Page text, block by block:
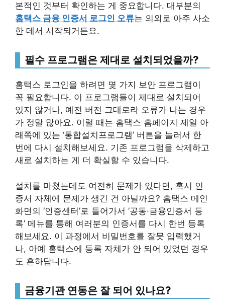
본적인 것부터 확인하는 게 중요합니다. 대부분의
홈택스 금융 인증서 로그인 오류는 의외로 아주 사소
한 데서 시작되거든요.
필수 프로그램은 제대로 설치되었을까?
홈택스 로그인을 하려면 몇 가지 보안 프로그램이
꼭 필요합니다. 이 프로그램들이 제대로 설치되어
있지 않거나, 예전 버전 그대로라 오류가 나는 경우
가 정말 많아요. 이럴 때는 홈택스 홈페이지 제일 아
래쪽에 있는 ‘통합설치프로그램’ 버튼을 눌러서 한
번에 다시 설치해보세요. 기존 프로그램을 삭제하고
새로 설치하는 게 더 확실할 수 있습니다.
설치를 마쳤는데도 여전히 문제가 있다면, 혹시 인
증서 자체에 문제가 생긴 건 아닐까요? 홈택스 메인
화면의 ‘인증센터’로 들어가서 ‘공동·금융인증서 등
록’ 메뉴를 통해 여러분의 인증서를 다시 한번 등록
해보세요. 이 과정에서 비밀번호를 잘못 입력했거
나, 아예 홈택스에 등록 자체가 안 되어 있었던 경우
도 흔하답니다.
금융기관 연동은 잘 되어 있나요?